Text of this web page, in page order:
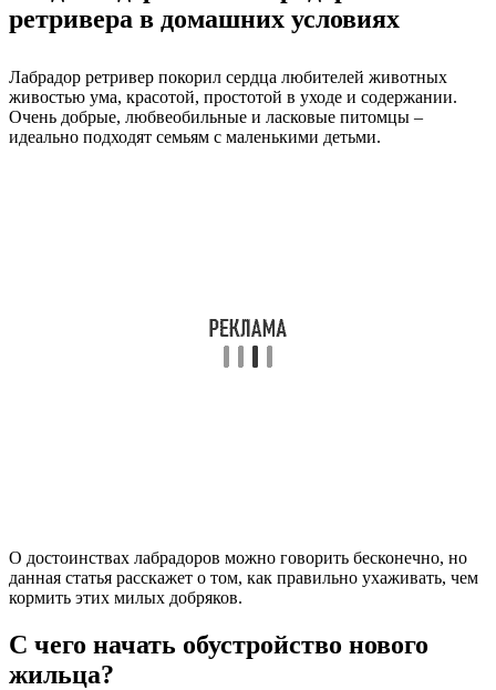
ретривера в домашних условиях
Лабрадор ретривер покорил сердца любителей животных
живостью ума, красотой, простотой в уходе и содержании.
Очень добрые, любвеобильные и ласковые питомцы –
идеально подходят семьям с маленькими детьми.
О достоинствах лабрадоров можно говорить бесконечно, но
данная статья расскажет о том, как правильно ухаживать, чем
кормить этих милых добряков.
С чего начать обустройство нового
жильца?